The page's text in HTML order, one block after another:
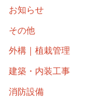
お知らせ
その他
外構｜植栽管理
建築・内装工事
消防設備